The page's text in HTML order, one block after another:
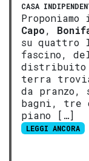
CASA
Capo,
su quattro
fascino,
distribuito
terra
da pranzo,
bagni, tre
piano […]
LEGGI ANCORA